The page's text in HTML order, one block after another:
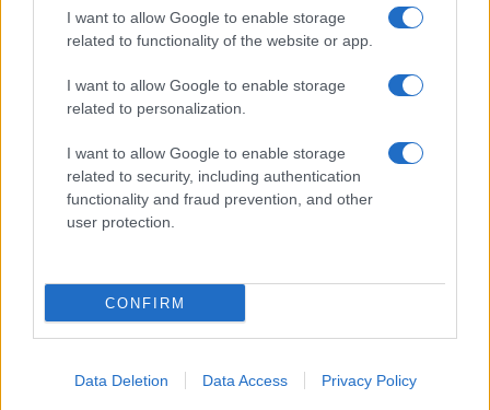
I want to allow Google to enable storage
related to functionality of the website or app.
I want to allow Google to enable storage
related to personalization.
I want to allow Google to enable storage
related to security, including authentication
functionality and fraud prevention, and other
user protection.
CONFIRM
Data Deletion Data Access Privacy Policy
Iscriviti alla newsletter di Gallura Oggi e ricevi le nostre
email periodiche contenenti le ultime notizie pubblicate
* campo obbligatorio
Indirizzo email *
Utilizziamo Mailchimp come piattaforma di
marketing. Iscrivendoti alla newsletter accetti che le
di Mailchimp.
Potrai annullare l'iscrizione in qualsiasi momento
facendo clic sul collegamento nel piè di pagina delle
nostre e-mail.